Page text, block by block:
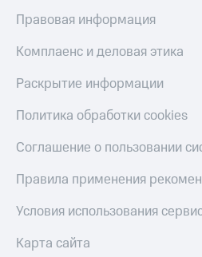
Правовая информация
Комплаенс и деловая этика
Раскрытие информации
Политика обработки cookies
Соглашение о пользовании
Правила применения
Условия использования
Карта сайта